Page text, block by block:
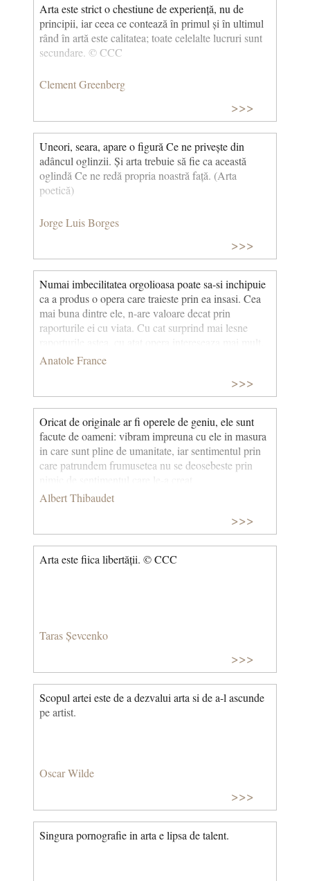
Arta este strict o chestiune de experiență, nu de
principii, iar ceea ce contează în primul și în ultimul
rând în artă este calitatea; toate celelalte lucruri sunt
secundare. © CCC
Clement Greenberg
>>>
Uneori, seara, apare o figură Ce ne privește din
adâncul oglinzii. Și arta trebuie să fie ca această
oglindă Ce ne redă propria noastră față. (Arta
poetică)
Jorge Luis Borges
>>>
Numai imbecilitatea orgolioasa poate sa-si inchipuie
ca a produs o opera care traieste prin ea insasi. Cea
mai buna dintre ele, n-are valoare decat prin
raporturile ei cu viata. Cu cat surprind mai lesne
Anatole France
>>>
Oricat de originale ar fi operele de geniu, ele sunt
facute de oameni: vibram impreuna cu ele in masura
in care sunt pline de umanitate, iar sentimentul prin
care patrundem frumusetea nu se deosebeste prin
Albert Thibaudet
>>>
Arta este fiica libertății. © CCC
Taras Șevcenko
>>>
Scopul artei este de a dezvalui arta si de a-l ascunde
pe artist.
Oscar Wilde
>>>
Singura pornografie in arta e lipsa de talent.